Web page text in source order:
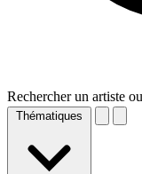
Rechercher un artiste
Thématiques